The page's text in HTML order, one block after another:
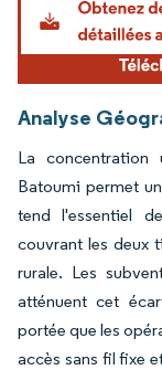
Analyse
La
Batoumi permet
tend l'essentiel
couvrant les deux
rurale. Les
atténuent cet
portée que les
accès sans fil fixe